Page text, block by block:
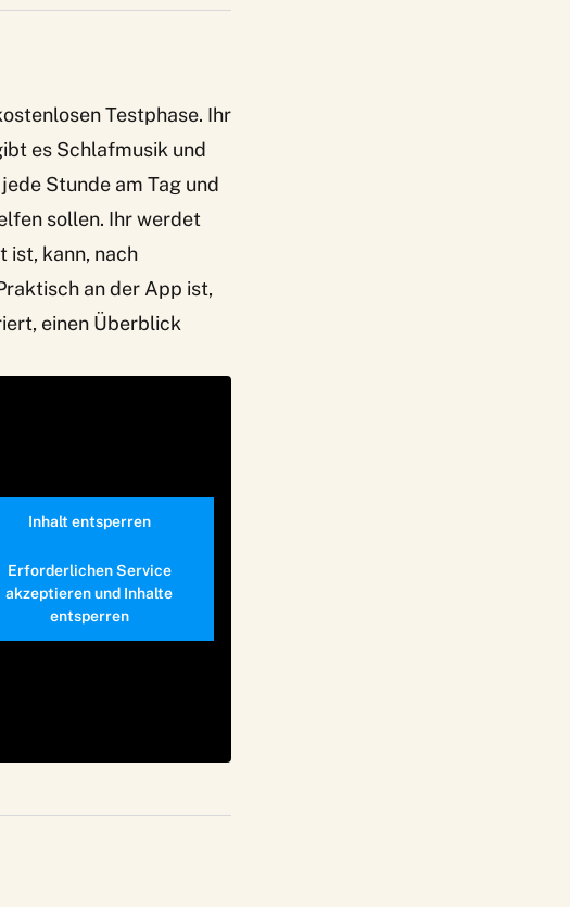
Testphase. Ihr
es Schlafmusik und
Stunde am Tag und
sollen. Ihr werdet
ist, kann, nach
an der App ist,
einen Überblick
Inhalt entsperren
Erforderlichen Service
akzeptieren und Inhalte
entsperren